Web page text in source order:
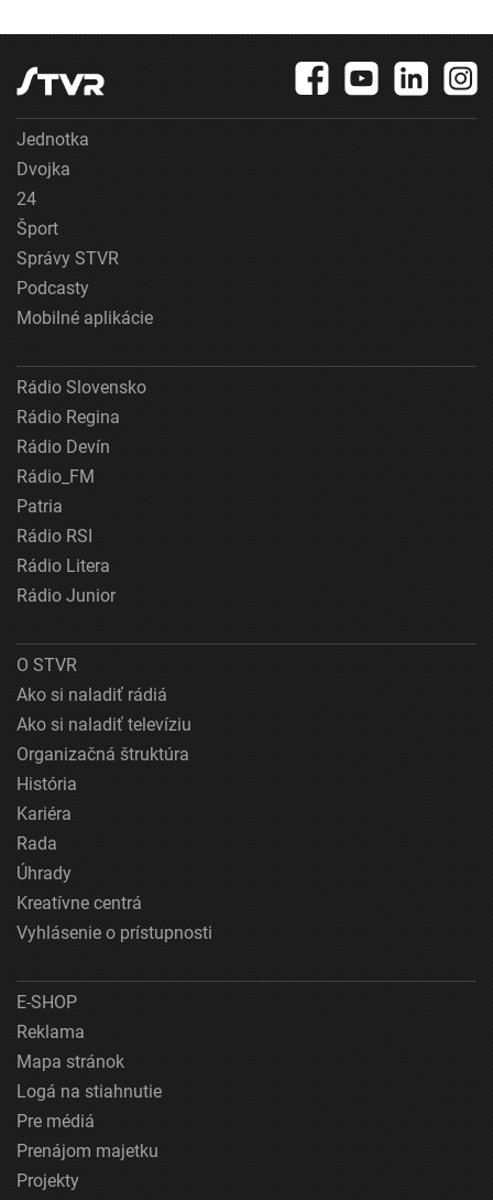
Jednotka
Dvojka
24
Šport
Správy STVR
Podcasty
Mobilné aplikácie
Rádio Slovensko
Rádio Regina
Rádio Devín
Rádio_FM
Patria
Rádio RSI
Rádio Litera
Rádio Junior
O STVR
Ako si naladiť rádiá
Ako si naladiť televíziu
Organizačná štruktúra
História
Kariéra
Rada
Úhrady
Kreatívne centrá
Vyhlásenie o prístupnosti
E-SHOP
Reklama
Mapa stránok
Logá na stiahnutie
Pre médiá
Prenájom majetku
Projekty